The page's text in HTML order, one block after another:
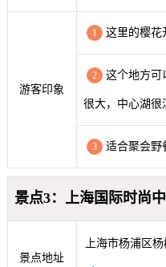
游客印象
1 这里的樱花
2 这个地方可
很大，中心湖很
3 适合聚会野
景点3：上海国际时尚
景点地址
上海市杨浦区